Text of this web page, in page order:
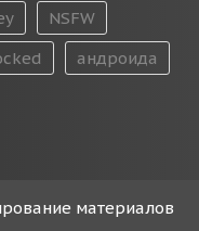
NSFW
андроида
материалов